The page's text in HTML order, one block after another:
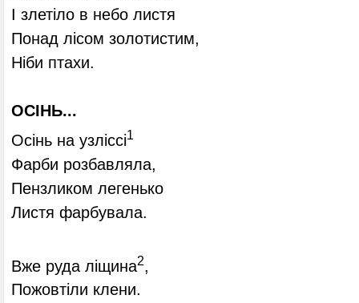
І злетіло в небо листя
Понад лісом золотистим,
Ніби птахи.
ОСІНЬ...
Осінь на узліссі1
Фарби розбавляла,
Пензликом легенько
Листя фарбувала.
Вже руда ліщина2
Пожовтіли клени.